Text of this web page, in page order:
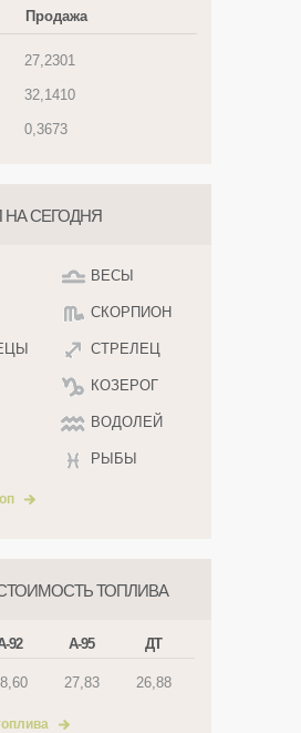
Продажа
27,2301
32,1410
0,3673
НА СЕГОДНЯ
ВЕСЫ
СКОРПИОН
СТРЕЛЕЦ
КОЗЕРОГ
ВОДОЛЕЙ
РЫБЫ
ТОПЛИВА
92 А-95 ДТ
27,83 26,88